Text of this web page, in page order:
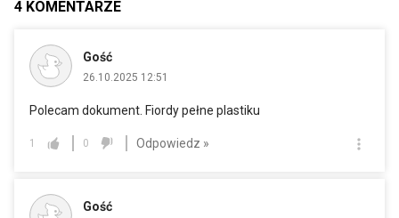
4 KOMENTARZE
Gość
26.10.2025 12:51
Polecam dokument. Fiordy pełne plastiku
1 0 Odpowiedz »
Gość